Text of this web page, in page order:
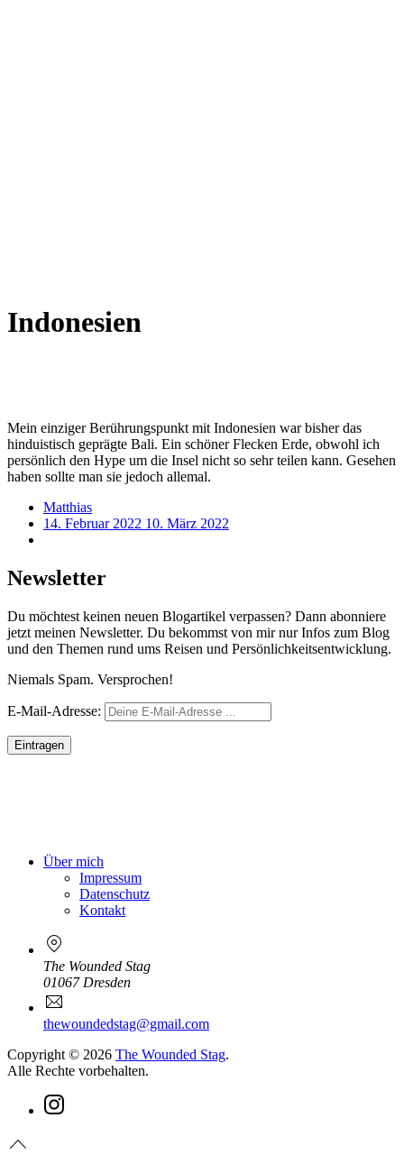
Indonesien
-
Asiatische
Libelle
Mein einziger Berührungspunkt mit Indonesien war bisher das
hinduistisch geprägte Bali. Ein schöner Flecken Erde, obwohl ich
persönlich den Hype um die Insel nicht so sehr teilen kann. Gesehen
haben sollte man sie jedoch allemal.
Matthias
14. Februar 2022 10. März 2022
Newsletter
Du möchtest keinen neuen Blogartikel verpassen? Dann abonniere
jetzt meinen Newsletter. Du bekommst von mir nur Infos zum Blog
und den Themen rund ums Reisen und Persönlichkeitsentwicklung.
Niemals Spam. Versprochen!
E-Mail-Adresse: E-
Mail
Über mich
Impressum
Datenschutz
Kontakt
The Wounded Stag
01067 Dresden
Neues
thewoundedstag@gmail.com
Copyright © 2026 The Wounded Stag.
Alle Rechte vorbehalten.
Theme
Neues